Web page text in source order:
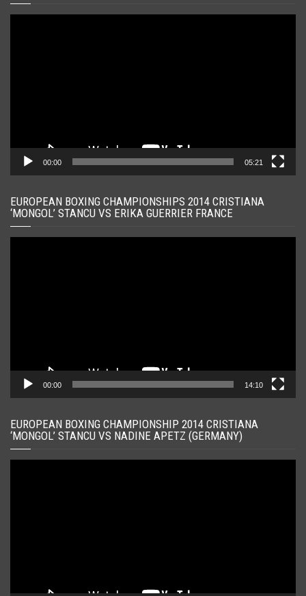
00:00 05:21
EUROPEAN BOXING CHAMPIONSHIPS 2014 CRISTIANA
‘MONGOL’ STANCU VS ERIKA GUERRIER FRANCE
00:00 14:10
EUROPEAN BOXING CHAMPIONSHIP 2014 CRISTIANA
‘MONGOL’ STANCU VS NADINE APETZ (GERMANY)